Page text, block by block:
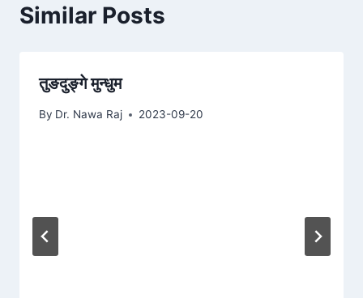
Similar Posts
तुङदुङ्‍गे मुन्धुम
By Dr. Nawa Raj 2023-09-20